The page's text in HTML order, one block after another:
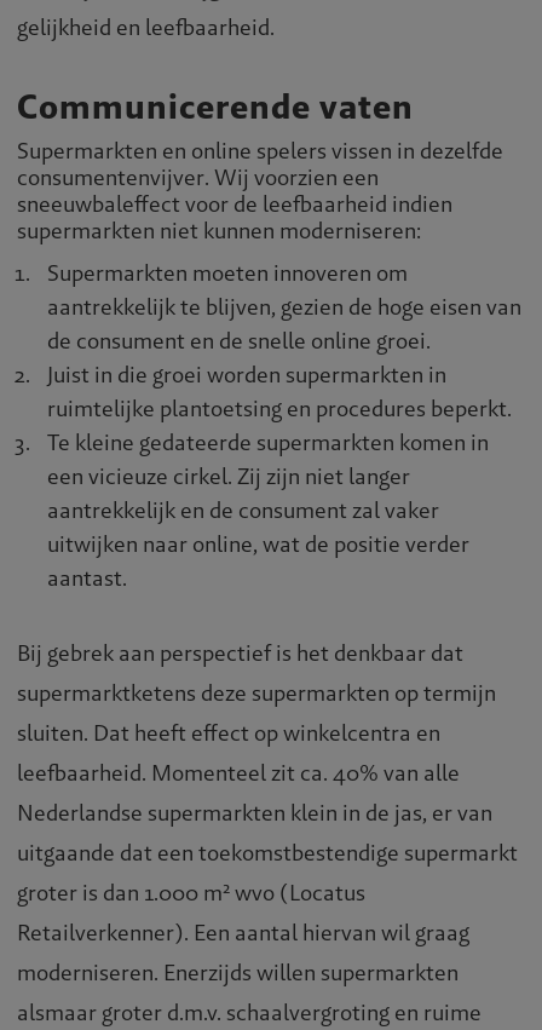
gelijkheid en leefbaarheid.
Communicerende vaten
Supermarkten en online spelers vissen in dezelfde
consumentenvijver. Wij voorzien een
sneeuwbaleffect voor de leefbaarheid indien
supermarkten niet kunnen moderniseren:
Supermarkten moeten innoveren om
aantrekkelijk te blijven, gezien de hoge eisen van
de consument en de snelle online groei.
Juist in die groei worden supermarkten in
ruimtelijke plantoetsing en procedures beperkt.
Te kleine gedateerde supermarkten komen in
een vicieuze cirkel. Zij zijn niet langer
aantrekkelijk en de consument zal vaker
uitwijken naar online, wat de positie verder
aantast.
Bij gebrek aan perspectief is het denkbaar dat
supermarktketens deze supermarkten op termijn
sluiten. Dat heeft effect op winkelcentra en
leefbaarheid. Momenteel zit ca. 40% van alle
Nederlandse supermarkten klein in de jas, er van
uitgaande dat een toekomstbestendige supermarkt
groter is dan 1.000 m² wvo (Locatus
Retailverkenner). Een aantal hiervan wil graag
moderniseren. Enerzijds willen supermarkten
alsmaar groter d.m.v. schaalvergroting en ruime